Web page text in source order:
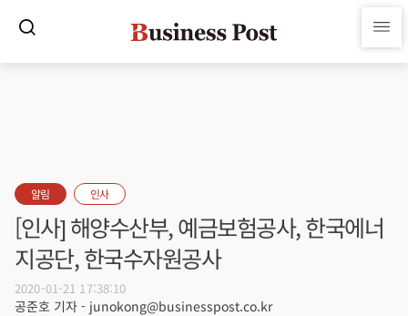
알림 인사
[인사] 해양수산부, 예금보험공사, 한국에너
지공단, 한국수자원공사
2020-01-21 17:38:10
공준호 기자 - junokong@businesspost.co.kr